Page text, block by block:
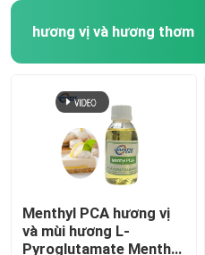
hương vị và hương thơm
Menthyl PCA hương vị
và mùi hương L-
Pyroglutamate Menthol